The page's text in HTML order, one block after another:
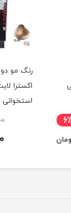
رنگ مو دوماسی
اکسترا لایت رنگ
استخوانی
حجم 120 میلی لیتر
560,000